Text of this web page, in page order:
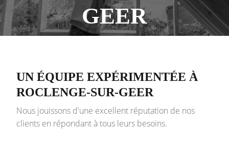
GEER
UN ÉQUIPE EXPÉRIMENTÉE À
ROCLENGE-SUR-GEER
Nous jouissons d'une excellent réputation de nos
clients en répondant à tous leurs besoins.